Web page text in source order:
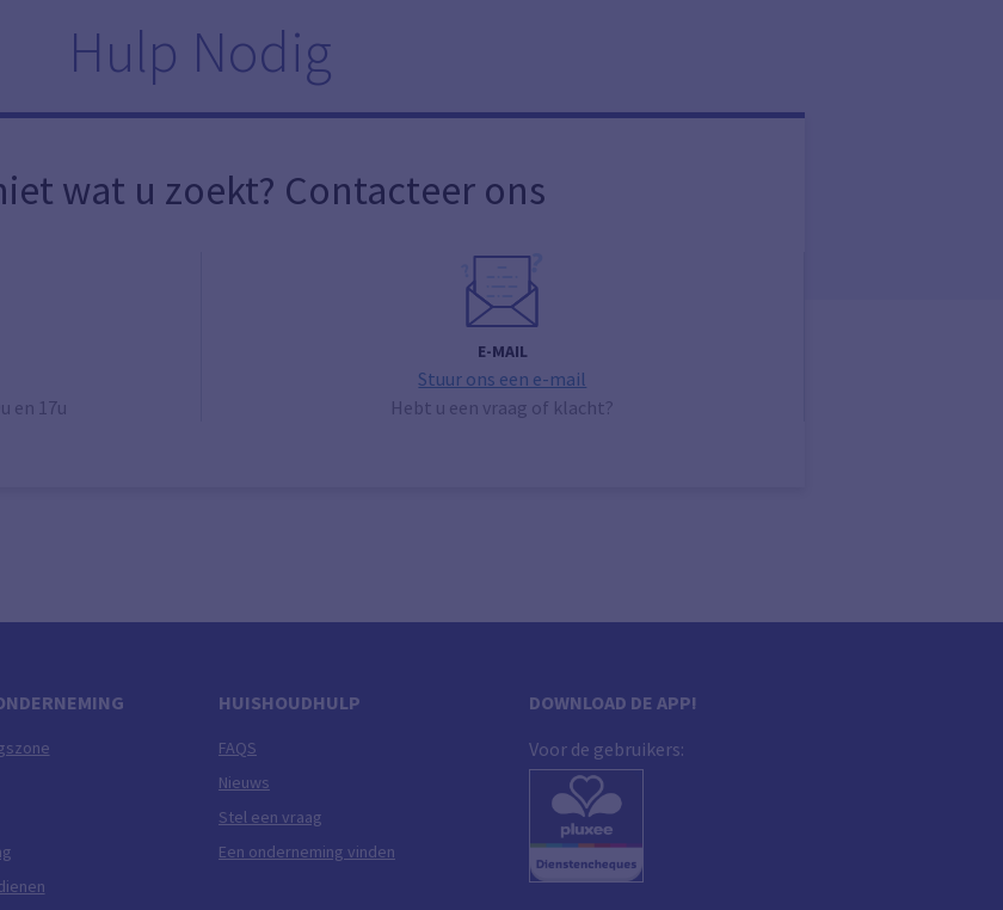
Hulp Nodig
wat u zoekt? Contacteer ons
en 17u
E-MAIL
Stuur ons een e-mail
Hebt u een vraag of klacht?
HUISHOUDHULP
FAQS
Nieuws
Stel een vraag
Een onderneming vinden
DOWNLOAD DE APP!
Voor de gebruikers: